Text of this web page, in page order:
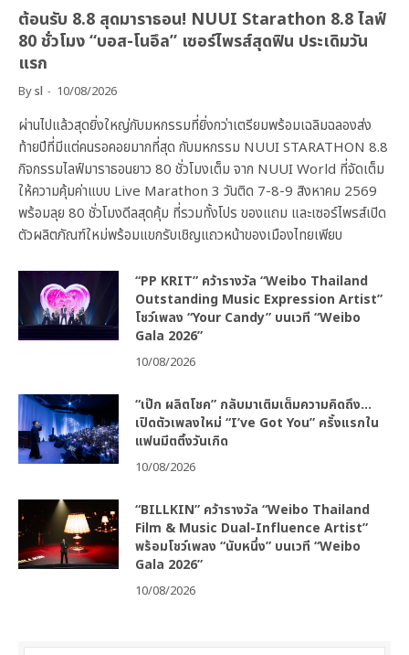
ต้อนรับ 8.8 สุดมาราธอน! NUUI Starathon 8.8 ไลฟ์
80 ชั่วโมง “บอส-โนอึล” เซอร์ไพรส์สุดฟิน ประเดิมวัน
แรก
Bysl 10/08/2026
ผ่านไปแล้วสุดยิ่งใหญ่กับมหกรรมที่ยิ่งกว่าเตรียมพร้อมเฉลิมฉลองส่ง
ท้ายปีที่มีแต่คนรอคอยมากที่สุด กับมหกรรม NUUI STARATHON 8.8
กิจกรรมไลฟ์มาราธอนยาว 80 ชั่วโมงเต็ม จาก NUUI World ที่จัดเต็ม
ให้ความคุ้มค่าแบบ Live Marathon 3 วันติด 7-8-9 สิงหาคม 2569
พร้อมลุย 80 ชั่วโมงดีลสุดคุ้ม ที่รวมทั้งโปร ของแถม และเซอร์ไพรส์เปิด
ตัวผลิตภัณฑ์ใหม่พร้อมแขกรับเชิญแถวหน้าของเมืองไทยเพียบ
“PP KRIT” คว้ารางวัล “Weibo Thailand
Outstanding Music Expression Artist”
โชว์เพลง “Your Candy” บนเวที “Weibo
Gala 2026”
10/08/2026
“เป๊ก ผลิตโชค” กลับมาเติมเต็มความคิดถึง…
เปิดตัวเพลงใหม่ “I’ve Got You” ครั้งแรกใน
แฟนมีตติ้งวันเกิด
10/08/2026
“BILLKIN” คว้ารางวัล “Weibo Thailand
Film & Music Dual-Influence Artist”
พร้อมโชว์เพลง “นับหนึ่ง” บนเวที “Weibo
Gala 2026”
10/08/2026